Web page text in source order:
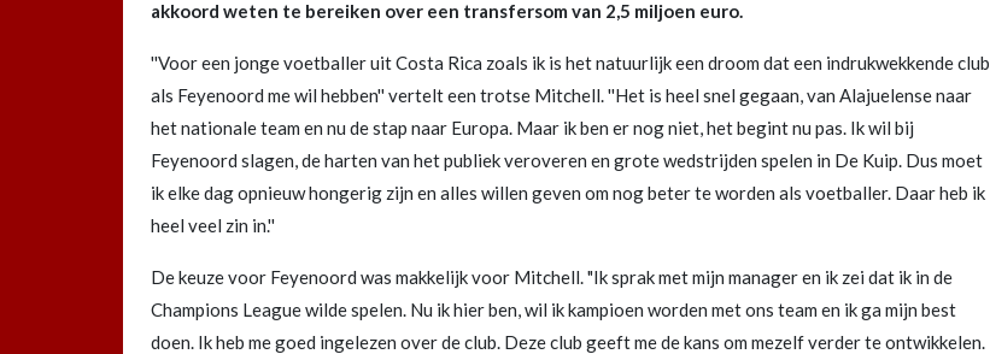
akkoord weten te bereiken over een transfersom van 2,5 miljoen euro.
''Voor een jonge voetballer uit Costa Rica zoals ik is het natuurlijk een droom dat een indrukwekkende club
als Feyenoord me wil hebben'' vertelt een trotse Mitchell. ''Het is heel snel gegaan, van Alajuelense naar
het nationale team en nu de stap naar Europa. Maar ik ben er nog niet, het begint nu pas. Ik wil bij
Feyenoord slagen, de harten van het publiek veroveren en grote wedstrijden spelen in De Kuip. Dus moet
ik elke dag opnieuw hongerig zijn en alles willen geven om nog beter te worden als voetballer. Daar heb ik
heel veel zin in.''
De keuze voor Feyenoord was makkelijk voor Mitchell. "Ik sprak met mijn manager en ik zei dat ik in de
Champions League wilde spelen. Nu ik hier ben, wil ik kampioen worden met ons team en ik ga mijn best
doen. Ik heb me goed ingelezen over de club. Deze club geeft me de kans om mezelf verder te ontwikkelen.